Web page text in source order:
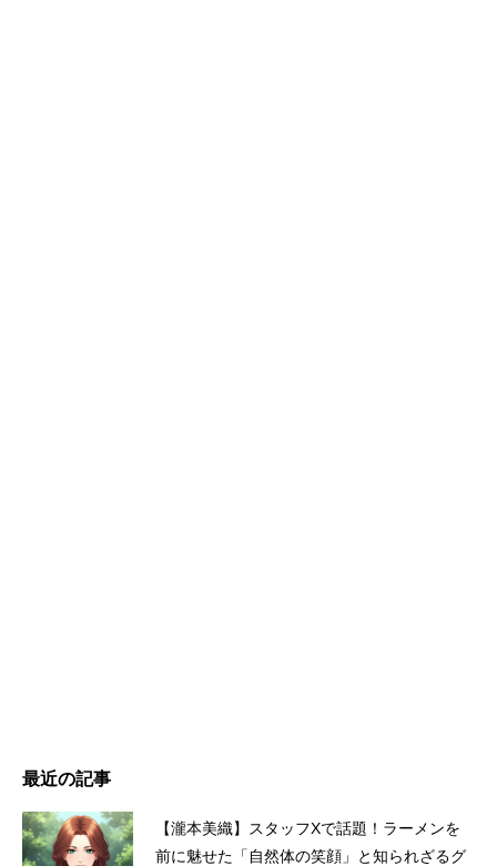
最近の記事
【瀧本美織】スタッフXで話題！ラーメンを
前に魅せた「自然体の笑顔」と知られざるグ